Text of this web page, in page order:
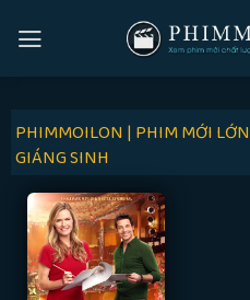
PHIMMOILON | PHIM MỚI LỚN
GIÁNG SINH